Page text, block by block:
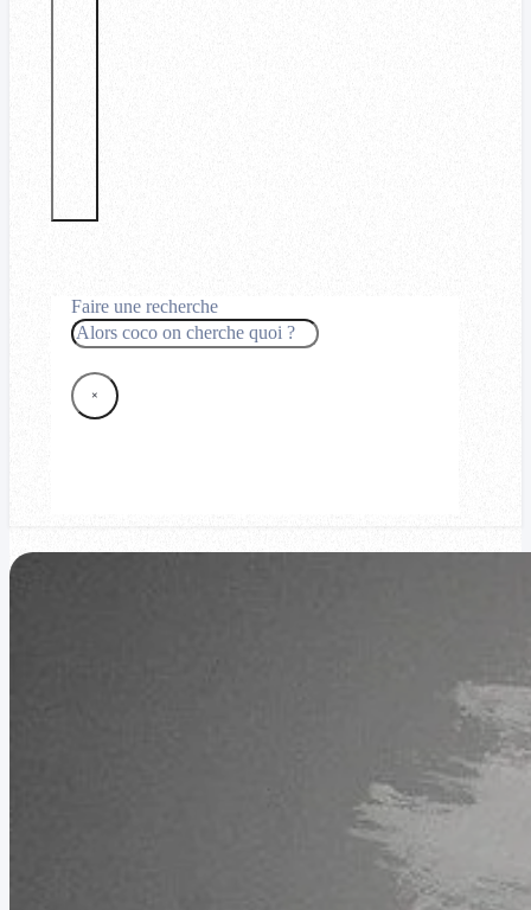
Faire une recherche
Rechercher
×